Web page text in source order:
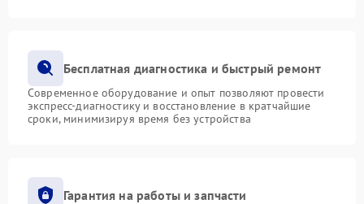
Бесплатная диагностика и быстрый ремонт
Современное оборудование и опыт позволяют провести
экспресс-диагностику и восстановление в кратчайшие
сроки, минимизируя время без устройства
Гарантия на работы и запчасти